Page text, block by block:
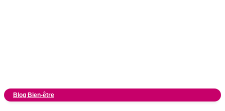
Blog Bien-être